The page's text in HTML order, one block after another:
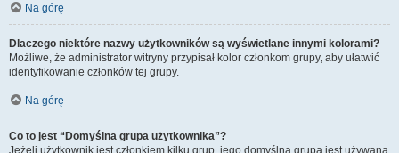
Na górę
Dlaczego niektóre nazwy użytkowników są wyświetlane innymi kolorami?
Możliwe, że administrator witryny przypisał kolor członkom grupy, aby ułatwić
identyfikowanie członków tej grupy.
Na górę
Co to jest “Domyślna grupa użytkownika”?
Jeżeli użytkownik jest członkiem kilku grup, jego domyślna grupa jest używana